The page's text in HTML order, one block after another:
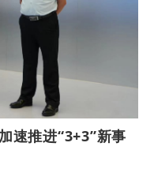
速推进“3+3”新事